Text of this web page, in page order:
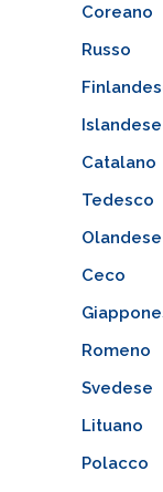
Coreano
Russo
Islandese
Catalano
Tedesco
Olandese
Ceco
Romeno
Svedese
Lituano
Polacco